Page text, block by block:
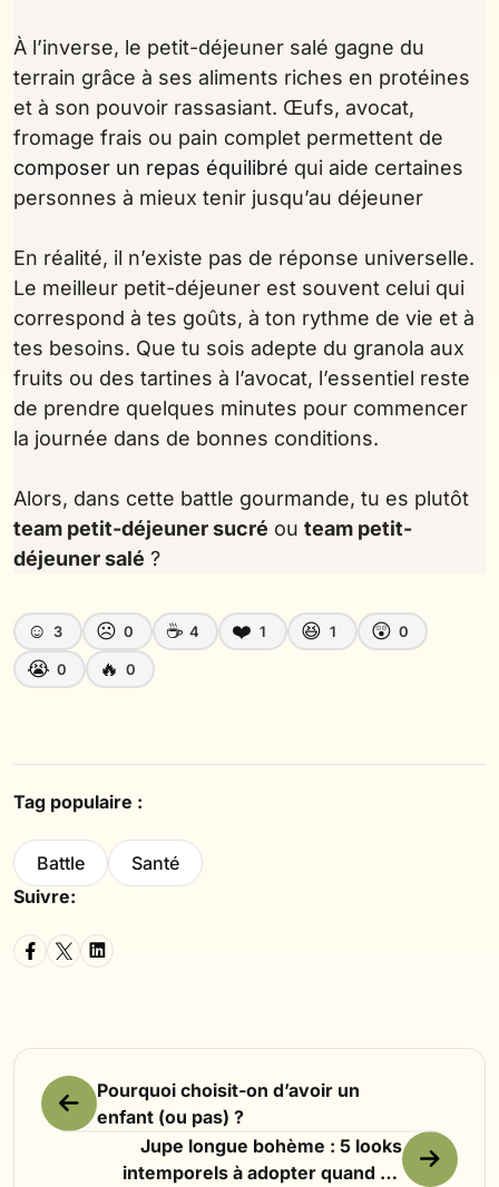
À l’inverse, le petit-déjeuner salé gagne du
terrain grâce à ses aliments riches en protéines
et à son pouvoir rassasiant. Œufs, avocat,
fromage frais ou pain complet permettent de
composer un repas équilibré qui aide certaines
personnes à mieux tenir jusqu’au déjeuner
En réalité, il n’existe pas de réponse universelle.
Le meilleur petit-déjeuner est souvent celui qui
correspond à tes goûts, à ton rythme de vie et à
tes besoins. Que tu sois adepte du granola aux
fruits ou des tartines à l’avocat, l’essentiel reste
de prendre quelques minutes pour commencer
la journée dans de bonnes conditions.
Alors, dans cette battle gourmande, tu es plutôt
team petit-déjeuner sucré ou team petit-
déjeuner salé ?
☺️ 3 ☹️ 0 ☕ 4 ❤️ 1 😆 1 😲 0
😭 0 🔥 0
Tag populaire :
Battle
Santé
Suivre:
Pourquoi choisit-on d’avoir un
enfant (ou pas) ?
Jupe longue bohème : 5 looks
intemporels à adopter quand on